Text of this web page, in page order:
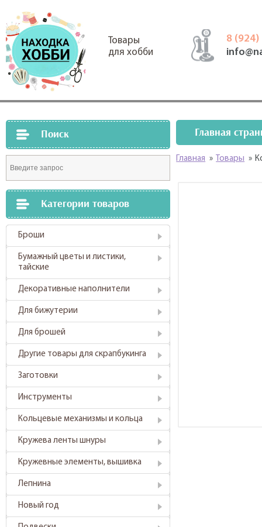
Товары
для хобби
8 (924)
Поиск
Категории товаров
Броши
Бумажный цветы и листики,
тайские
Декоративные наполнители
Для бижутерии
Для брошей
Другие товары для скрапбукинга
Заготовки
Инструменты
Кольцевые механизмы и кольца
Кружева ленты шнуры
Кружевные элементы, вышивка
Лепнина
Новый год
Главная
Главная » Товары »